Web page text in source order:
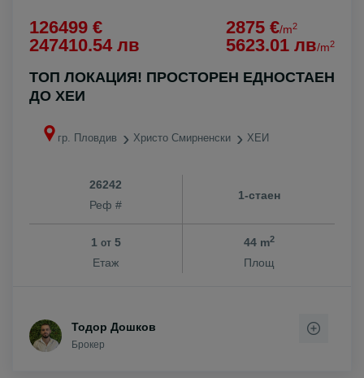
126499 €
247410.54 лв
2875 €/m2
5623.01 лв/m2
ТОП ЛОКАЦИЯ! ПРОСТОРЕН ЕДНОСТАЕН
ДО ХЕИ
гр. Пловдив Христо Смирненски ХЕИ
26242
Реф #
1-стаен
1 от5
Етаж
44 m2
Площ
Тодор Дошков
Брокер